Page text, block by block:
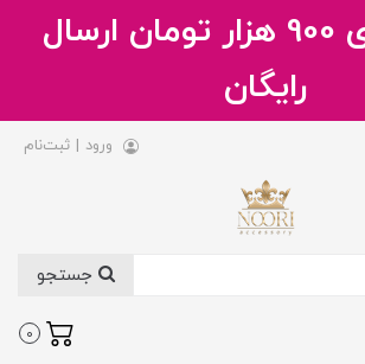
خرید بالای 900 هزار تومان ارسال
رایگان
ورود | ثبت‌نام
0